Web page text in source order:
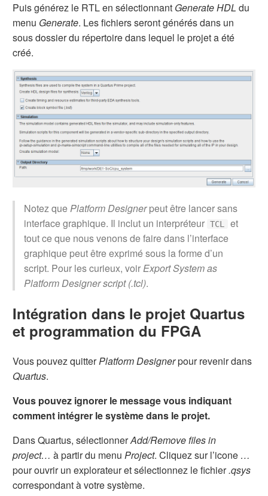
Puis générez le RTL en sélectionnant Generate HDL du
menu Generate. Les fichiers seront générés dans un
sous dossier du répertoire dans lequel le projet a été
créé.
Notez quePlatform Designerpeut être lancer sans
interface graphique. Il inclut un interpréteur TCL
et
tout ce que nous venons de faire dans l’interface
graphique peut être exprimé sous la forme d’un
script. Pour les curieux, voirExport System as
Platform Designer script (.tcl).
Intégration dans le projet Quartus
et programmation du FPGA
Vous pouvez quitterPlatform Designerpour revenir dans
Quartus.
Vous pouvez ignorer le message vous indiquant
comment intégrer le système dans le projet.
Dans Quartus, sélectionnerAdd/Remove files in
project… à partir du menuProject. Cliquez sur l’icone …
pour ouvrir un explorateur et sélectionnez le fichier.qsys
correspondant à votre système.